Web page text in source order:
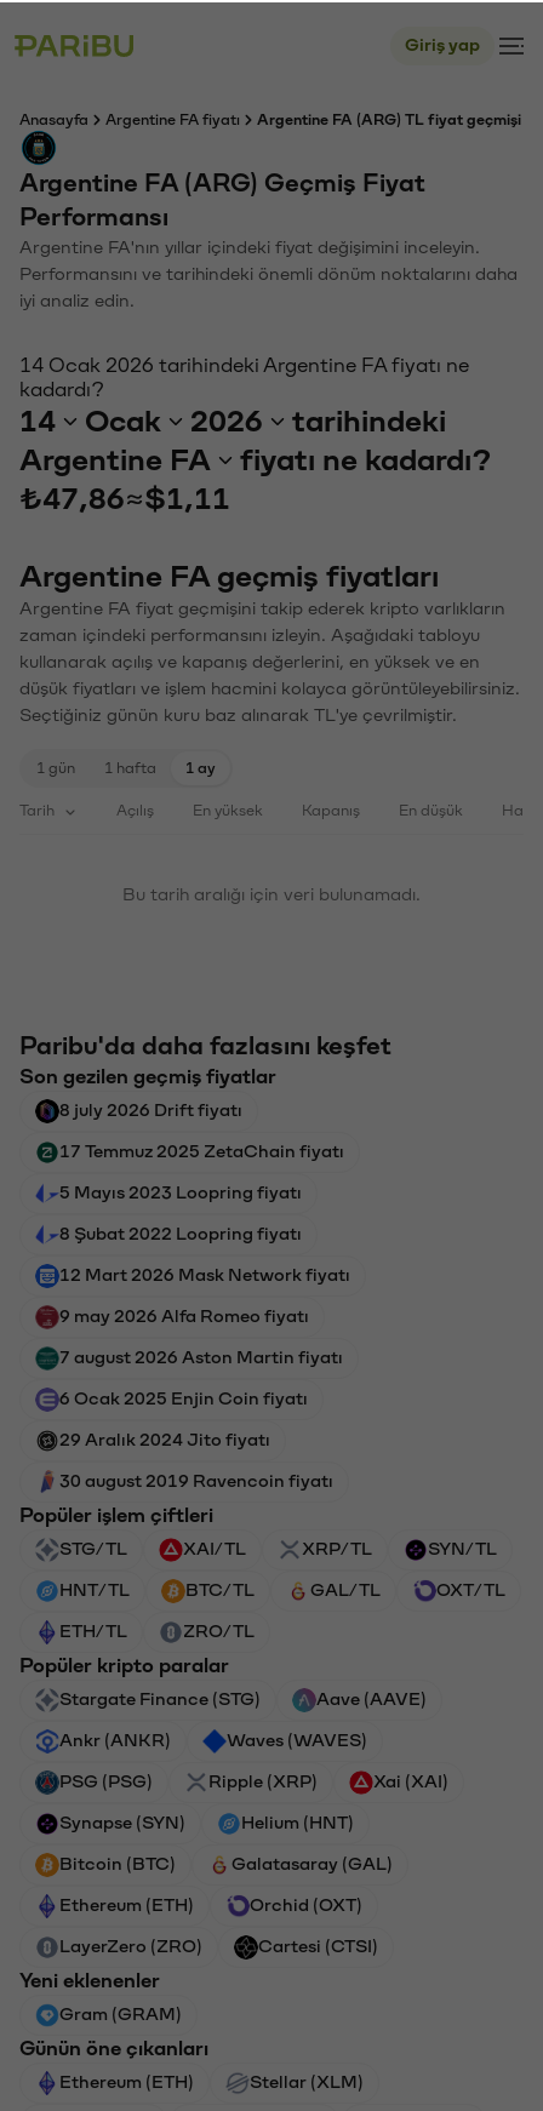
Giriş yap
Anasayfa Argentine FA fiyatı Argentine FA (ARG) TL fiyat geçmişi
Argentine FA (ARG) Geçmiş Fiyat
Performansı
Argentine FA'nın yıllar içindeki fiyat değişimini inceleyin.
Performansını ve tarihindeki önemli dönüm noktalarını daha
iyi analiz edin.
14 Ocak 2026 tarihindeki Argentine FA fiyatı ne
kadardı?
14 Ocak 2026
tarihindeki
Argentine FA
fiyatı ne kadardı?
₺47,86≈$1,11
Argentine FA geçmiş fiyatları
Argentine FA fiyat geçmişini takip ederek kripto varlıkların
zaman içindeki performansını izleyin. Aşağıdaki tabloyu
kullanarak açılış ve kapanış değerlerini, en yüksek ve en
düşük fiyatları ve işlem hacmini kolayca görüntüleyebilirsiniz.
Seçtiğiniz günün kuru baz alınarak TL'ye çevrilmiştir.
1 gün 1 hafta 1 ay
Tarih Açılış En yüksek Kapanış En düşük
Bu tarih aralığı için veri bulunamadı.
Paribu'da daha fazlasını keşfet
Son gezilen geçmiş fiyatlar
8 july 2026 Drift fiyatı
17 Temmuz 2025 ZetaChain fiyatı
5 Mayıs 2023 Loopring fiyatı
8 Şubat 2022 Loopring fiyatı
12 Mart 2026 Mask Network fiyatı
9 may 2026 Alfa Romeo fiyatı
7 august 2026 Aston Martin fiyatı
6 Ocak 2025 Enjin Coin fiyatı
29 Aralık 2024 Jito fiyatı
30 august 2019 Ravencoin fiyatı
Popüler işlem çiftleri
STG/TL XAI/TL XRP/TL SYN/TL
HNT/TL BTC/TL GAL/TL OXT/TL
ETH/TL ZRO/TL
Popüler kripto paralar
Stargate Finance (STG) Aave (AAVE)
Ankr (ANKR) Waves (WAVES)
PSG (PSG) Ripple (XRP) Xai (XAI)
Synapse (SYN) Helium (HNT)
Bitcoin (BTC) Galatasaray (GAL)
Ethereum (ETH) Orchid (OXT)
LayerZero (ZRO) Cartesi (CTSI)
Yeni eklenenler
Gram (GRAM)
Günün öne çıkanları
Ethereum (ETH) Stellar (XLM)